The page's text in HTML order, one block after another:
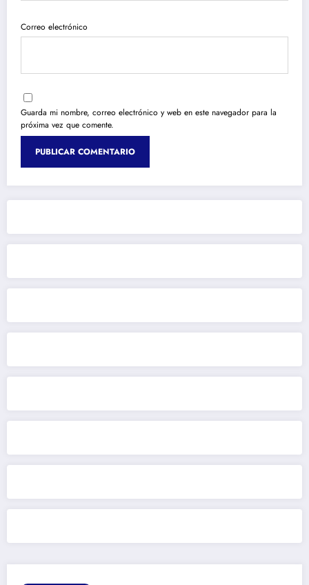
Correo electrónico
Guarda mi nombre, correo electrónico y web en este navegador para la
próxima vez que comente.